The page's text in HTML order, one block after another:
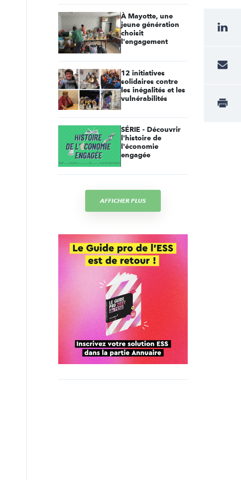
À Mayotte, une
jeune génération
choisit
l'engagement
12 initiatives
solidaires contre
les inégalités et les
vulnérabilités
SÉRIE - Découvrir
l'histoire de
l'économie
engagée
AFFICHER PLUS